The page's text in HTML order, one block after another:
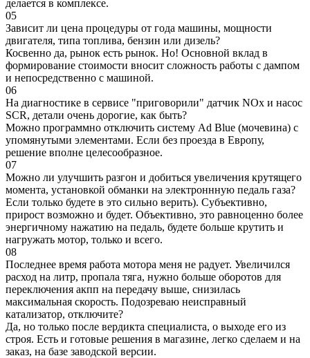
делается в комплексе.
05
Зависит ли цена процедуры от года машины, мощности
двигателя, типа топлива, бензин или дизель?
Косвенно да, рынок есть рынок. Но! Основной вклад в
формирование стоимости вносит сложность работы с дампом
и непосредственно с машиной.
06
На диагностике в сервисе "приговорили" датчик NOx и насос
SCR, детали очень дорогие, как быть?
Можно программно отключить систему Ad Blue (мочевина) с
упомянутыми элементами. Если без проезда в Европу,
решение вполне целесообразное.
07
Можно ли улучшить разгон и добиться увеличения крутящего
момента, установкой обманки на электроннную педаль газа?
Если только будете в это сильно верить). Субъективно,
прирост возможно и будет. Объективно, это равноценно более
энергичному нажатию на педаль, будете больше крутить и
нагружать мотор, только и всего.
08
Последнее время работа мотора меня не радует. Увеличился
расход на литр, пропала тяга, нужно больше оборотов для
переключения акпп на передачу выше, снизилась
максимальная скорость. Подозреваю неисправный
катализатор, отключите?
Да, но только после вердикта специалиста, о выходе его из
строя. Есть и готовые решения в магазине, легко сделаем и на
заказ, на базе заводской версии.